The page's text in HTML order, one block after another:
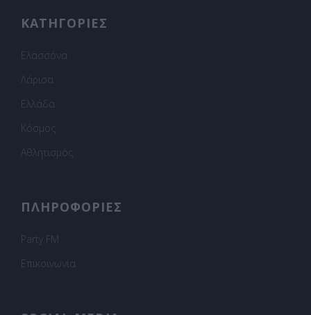
ΚΑΤΗΓΟΡΙΕΣ
Ελασσόνα
Λάρισα
Ελλάδα
Κόσμος
Αθλητισμός
ΠΛΗΡΟΦΟΡΙΕΣ
Party FM
Επικοινωνία